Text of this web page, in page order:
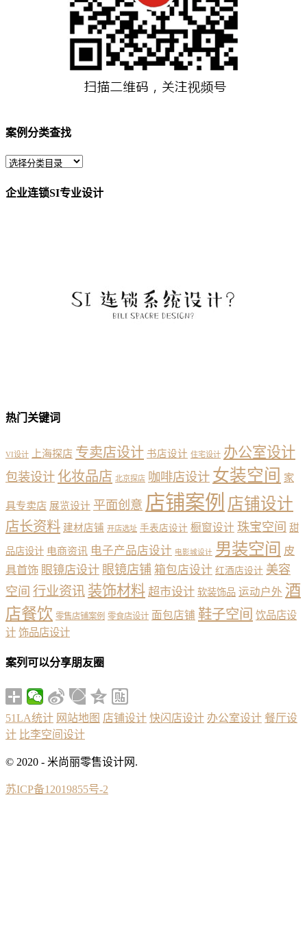
案例分类查找
企业连锁SI专业设计
热门关键词
VI设计 上海探店 专卖店设计 书店设计 住宅设计 办公室设计
包装设计 化妆品店 北京探店 咖啡店设计 女装空间 家
具专卖店 展览设计 平面创意 店铺案例 店铺设计
店长资料 建材店铺 开店选址 手表店设计 橱窗设计 珠宝空间 甜
品店设计 电商资讯 电子产品店设计 电影城设计 男装空间 皮
具首饰 眼镜店设计 眼镜店铺 箱包店设计 红酒店设计 美容
空间 行业资讯 装饰材料 超市设计 软装饰品 运动户外 酒
店餐饮 零售店铺案例 零食店设计 面包店铺 鞋子空间 饮品店设
计 饰品店设计
案列可以分享朋友圈
51LA统计 网站地图 店铺设计 快闪店设计 办公室设计 餐厅设
计 比李空间设计
© 2020 - 米尚丽零售设计网.
苏ICP备12019855号-2